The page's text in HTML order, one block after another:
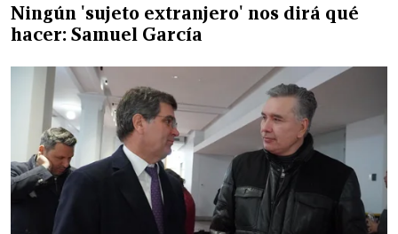
Ningún 'sujeto extranjero' nos dirá qué
hacer: Samuel García